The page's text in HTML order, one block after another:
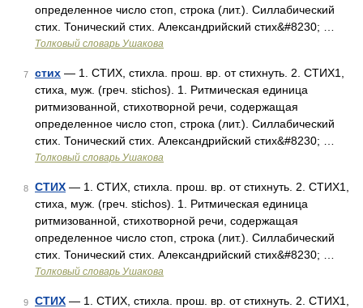
определенное число стоп, строка (лит.). Силлабический
стих. Тонический стих. Александрийский стих&#8230; …
Толковый словарь Ушакова
7 стих — 1. СТИХ, стихла. прош. вр. от стихнуть. 2. СТИХ1,
стиха, муж. (греч. stichos). 1. Ритмическая единица
ритмизованной, стихотворной речи, содержащая
определенное число стоп, строка (лит.). Силлабический
стих. Тонический стих. Александрийский стих&#8230; …
Толковый словарь Ушакова
8 СТИХ — 1. СТИХ, стихла. прош. вр. от стихнуть. 2. СТИХ1,
стиха, муж. (греч. stichos). 1. Ритмическая единица
ритмизованной, стихотворной речи, содержащая
определенное число стоп, строка (лит.). Силлабический
стих. Тонический стих. Александрийский стих&#8230; …
Толковый словарь Ушакова
9 СТИХ — 1. СТИХ, стихла. прош. вр. от стихнуть. 2. СТИХ1,